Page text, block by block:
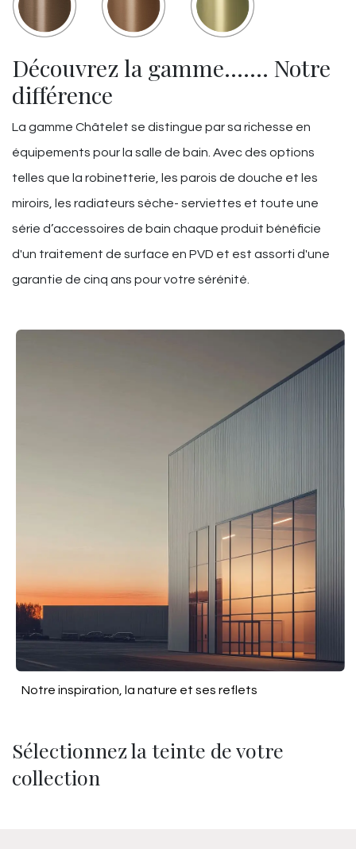
Découvrez la gamme……. Notre
différence
La gamme Châtelet se distingue par sa richesse en
équipements pour la salle de bain. Avec des options
telles que la robinetterie, les parois de douche et les
miroirs, les radiateurs sèche- serviettes et toute une
série d’accessoires de bain chaque produit bénéficie
d'un traitement de surface en PVD et est assorti d'une
garantie de cinq ans pour votre sérénité.
Sélectionnez la teinte de votre
collection
Notre inspiration, la nature et ses reflets